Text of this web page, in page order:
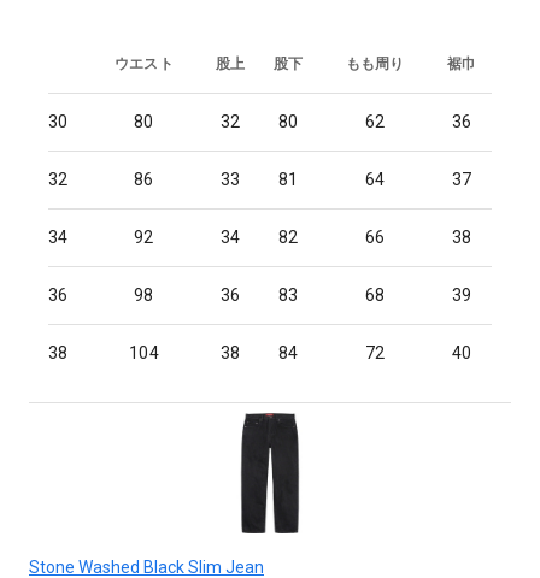
ウエスト 股上 股下 もも周り 裾巾
30 80 32 80 62 36
32 86 33 81 64 37
34 92 34 82 66 38
36 98 36 83 68 39
38 104 38 84 72 40
Stone Washed Black Slim Jean